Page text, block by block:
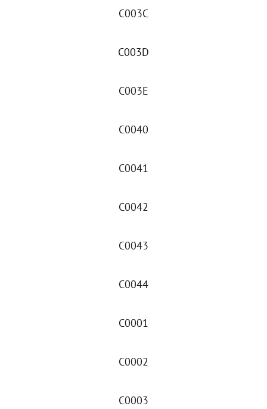
C003C
C003D
C003E
C0040
C0041
C0042
C0043
C0044
C0001
C0002
C0003